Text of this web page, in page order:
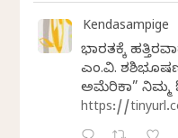
Kendasampige
ಭಾರತಕ್ಕೆ
ಎಂ.ವಿ.
ಅಮೆರಿಕಾ” ನಿಮ್ಮ
https://